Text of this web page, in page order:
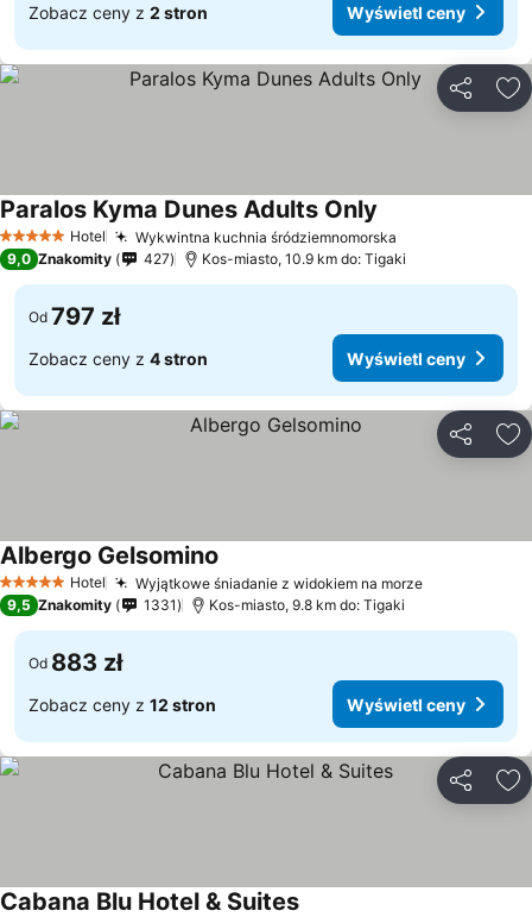
Zobacz ceny z 2 stron Wyświetl ceny
5 KategoriaHotel Wykwintna kuchnia śródziemnomorska
Paralos Kyma Dunes Adults Only
9,0 Znakomity 427 Kos-miasto, 10.9 km do: Tigaki
Od 797 zł
Zobacz ceny z 4 stron Wyświetl ceny
5 KategoriaHotel Wyjątkowe śniadanie z widokiem na morze
Albergo Gelsomino
9,5 Znakomity 1331 Kos-miasto, 9.8 km do: Tigaki
Od 883 zł
Zobacz ceny z 12 stron Wyświetl ceny
Cabana Blu Hotel & Suites